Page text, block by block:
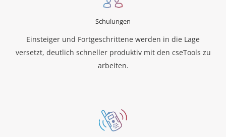
Schulungen
Einsteiger und Fortgeschrittene werden in die Lage
versetzt, deutlich schneller produktiv mit den cseTools zu
arbeiten.